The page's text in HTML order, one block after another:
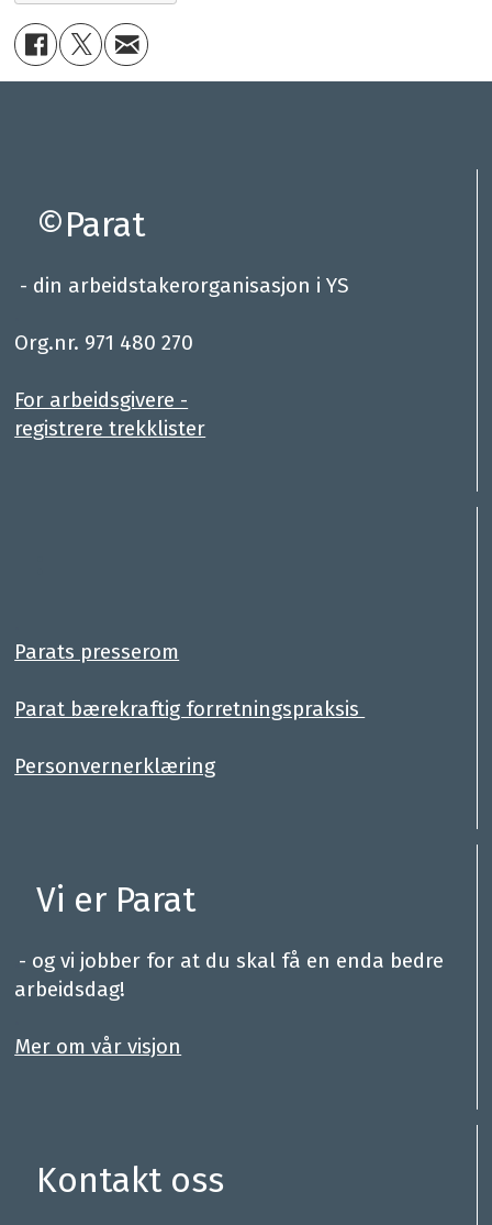
©Parat
- din arbeidstakerorganisasjon i YS
Org.nr. 971 480 270
For arbeidsgivere -
registrere trekklister
Parats presserom
Parat bærekraftig forretningspraksis
Personvernerklæring
Vi er Parat
- og vi jobber for at du skal få en enda bedre
arbeidsdag!
Mer om vår visjon
Kontakt oss